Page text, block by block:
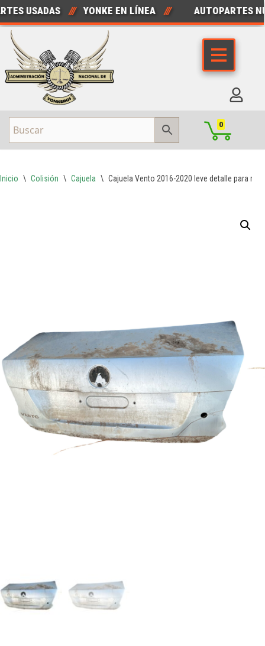
Saltar
al
contenido
USADAS /// YONKE EN LÍNEA /// AUTOPARTES
0
Inicio \ Colisión \ Cajuela \ Cajuela Vento 2016-2020 leve detalle para